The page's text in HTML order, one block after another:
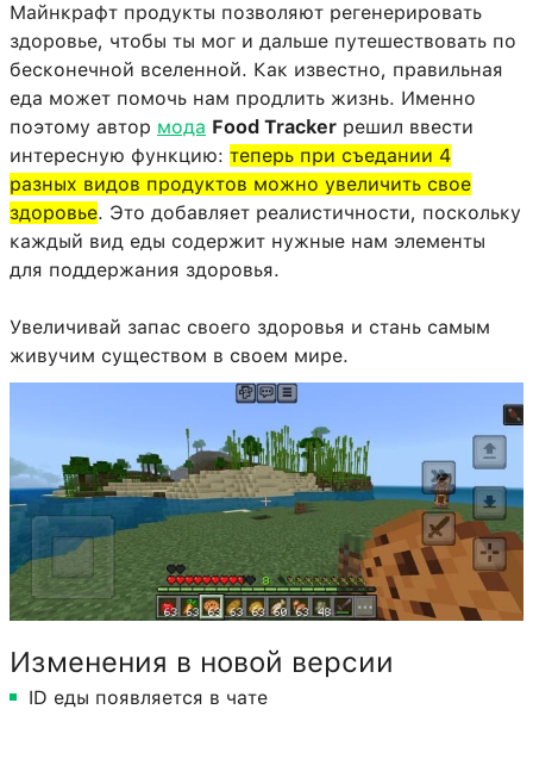
Майнкрафт продукты позволяют регенерировать
здоровье, чтобы ты мог и дальше путешествовать по
бесконечной вселенной. Как известно, правильная
еда может помочь нам продлить жизнь. Именно
поэтому автор мода Food Tracker решил ввести
интересную функцию: теперь при съедании 4
разных видов продуктов можно увеличить свое
здоровье. Это добавляет реалистичности, поскольку
каждый вид еды содержит нужные нам элементы
для поддержания здоровья.
Увеличивай запас своего здоровья и стань самым
живучим существом в своем мире.
Изменения в новой версии
ID еды появляется в чате